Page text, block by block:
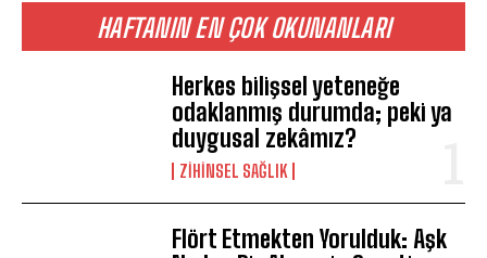
HAFTANIN EN ÇOK OKUNANLARI
Herkes bilişsel yeteneğe
odaklanmış durumda; peki ya
duygusal zekâmız?
ZIHINSEL SAĞLIK
Flört Etmekten Yorulduk: Aşk